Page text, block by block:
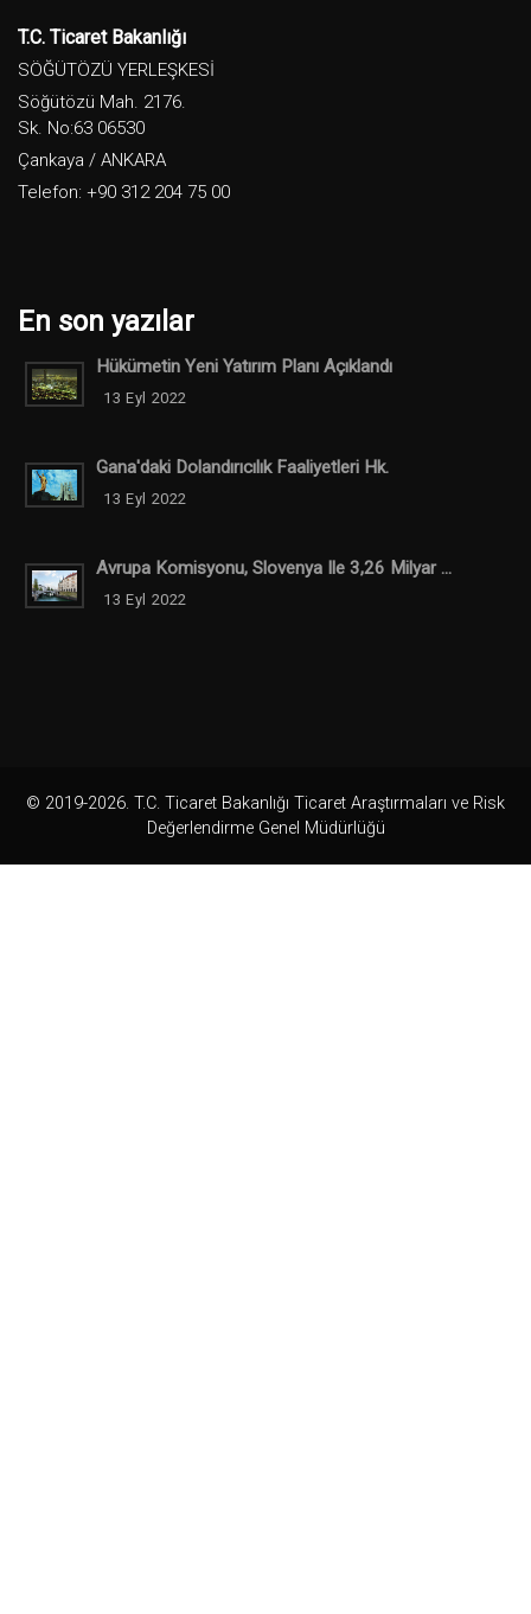
T.C. Ticaret Bakanlığı
SÖĞÜTÖZÜ YERLEŞKESİ
Söğütözü Mah. 2176.
Sk. No:63 06530
Çankaya / ANKARA
Telefon: +90 312 204 75 00
En son yazılar
Hükümetin Yeni Yatırım Planı Açıklandı
13 Eyl 2022
Gana'daki Dolandırıcılık Faaliyetleri Hk.
13 Eyl 2022
Avrupa Komisyonu, Slovenya Ile 3,26 Milyar ...
13 Eyl 2022
© 2019-2026. T.C. Ticaret Bakanlığı Ticaret Araştırmaları ve Risk
Değerlendirme Genel Müdürlüğü